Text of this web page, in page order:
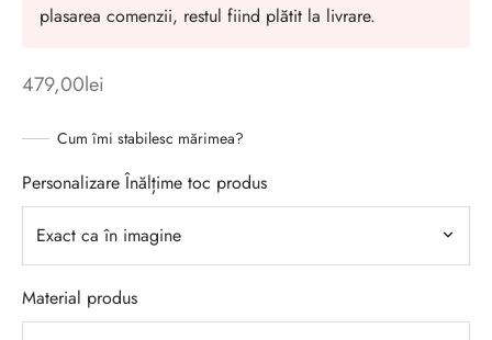
plasarea comenzii, restul fiind plătit la livrare.
479,00lei
Cum îmi stabilesc mărimea?
Personalizare Înălțime toc produs
Material produs